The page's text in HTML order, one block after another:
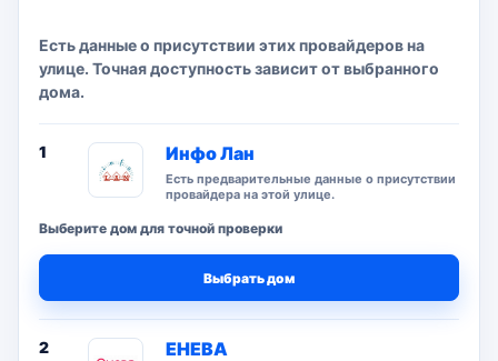
Есть данные о присутствии этих провайдеров на
улице. Точная доступность зависит от выбранного
дома.
1 Инфо Лан
Есть предварительные данные о присутствии
провайдера на этой улице.
Выберите дом для точной проверки
Выбрать дом
2 ЕНЕВА